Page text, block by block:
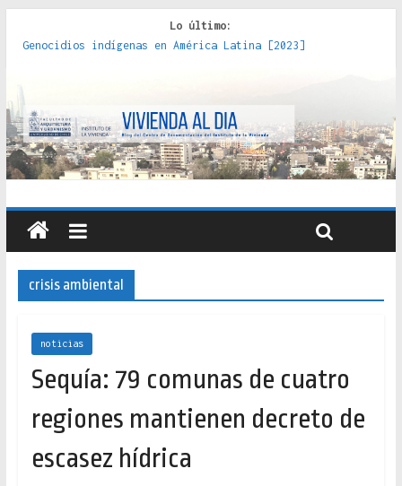
Lo último:
Genocidios indígenas en América Latina [2023]
políticas, prácticas y representaciones [2022]
crítica de las fronteras latinoamericanas [2020]
Criterios técnicos para una vivienda adecuada [2019]
Red de consultorios de la Caja del Seguro Obrero en
Santiago : un patrimonio emblemático [2014]
crisis ambiental
noticias
Sequía: 79 comunas de cuatro
regiones mantienen decreto de
escasez hídrica